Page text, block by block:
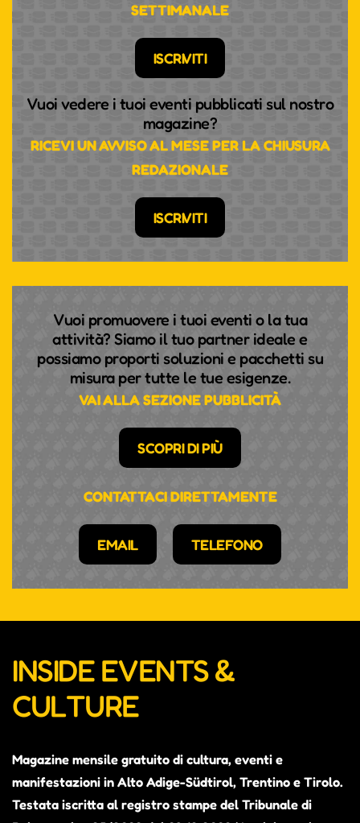
SETTIMANALE
ISCRIVITI
Vuoi vedere i tuoi eventi pubblicati sul nostro
magazine?
RICEVI UN AVVISO AL MESE PER LA CHIUSURA
REDAZIONALE
ISCRIVITI
Vuoi promuovere i tuoi eventi o la tua
attività? Siamo il tuo partner ideale e
possiamo proporti soluzioni e pacchetti su
misura per tutte le tue esigenze.
VAI ALLA SEZIONE PUBBLICITÀ
SCOPRI DI PIÙ
CONTATTACI DIRETTAMENTE
EMAIL TELEFONO
INSIDE EVENTS &
CULTURE
Magazine mensile gratuito di cultura, eventi e
manifestazioni in Alto Adige-Südtirol, Trentino e Tirolo.
Testata iscritta al registro stampe del Tribunale di